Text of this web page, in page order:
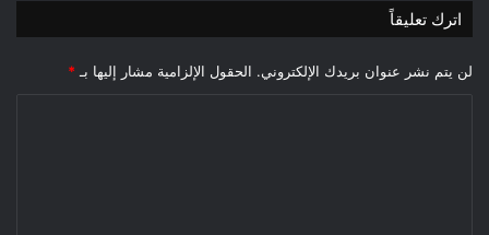
اترك تعليقاً
لن يتم نشر عنوان بريدك الإلكتروني. الحقول الإلزامية مشار إليها بـ *